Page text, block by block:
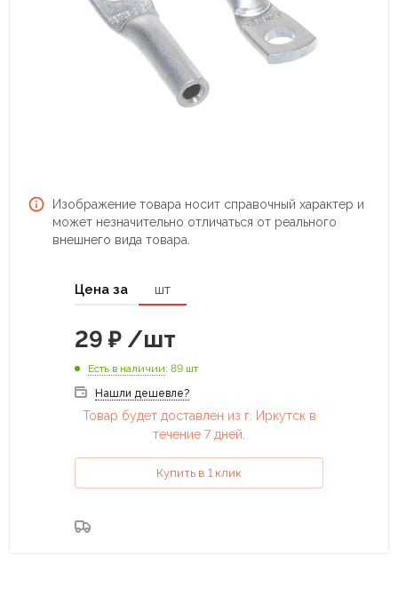
Изображение товара носит справочный характер и
может незначительно отличаться от реального
внешнего вида товара.
Цена за шт
29 ₽ /шт
Есть в наличии: 89 шт
Нашли дешевле?
Товар будет доставлен из г. Иркутск в
течение 7 дней.
Купить в 1 клик